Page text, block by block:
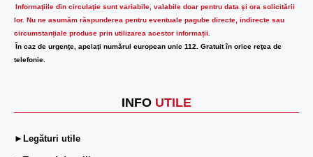
Informaţiile din circulaţie sunt variabile, valabile doar pentru data şi ora solicitării
lor. Nu ne asumăm răspunderea pentru eventuale pagube directe, indirecte sau
circumstanțiale produse prin utilizarea acestor informații.
În caz de urgenţe, apelaţi numărul european unic 112. Gratuit în orice reţea de
telefonie.
INFO UTILE
►Legături utile